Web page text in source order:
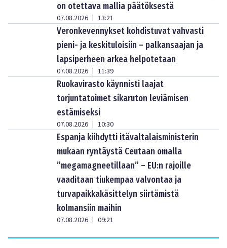
on otettava mallia päätöksestä
07.08.2026 | 13:21
Veronkevennykset kohdistuvat vahvasti
pieni- ja keskituloisiin – palkansaajan ja
lapsiperheen arkea helpotetaan
07.08.2026 | 11:39
Ruokavirasto käynnisti laajat
torjuntatoimet sikaruton leviämisen
estämiseksi
07.08.2026 | 10:30
Espanja kiihdytti itävaltalaisministerin
mukaan ryntäystä Ceutaan omalla
”megamagneetillaan” – EU:n rajoille
vaaditaan tiukempaa valvontaa ja
turvapaikkakäsittelyn siirtämistä
kolmansiin maihin
07.08.2026 | 09:21